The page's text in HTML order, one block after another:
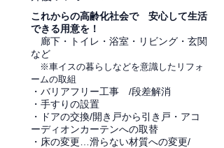
これからの高齢化社会で 安心して生活
できる用意を！
廊下・トイレ・浴室・リビング・玄関
など
※車イスの暮らしなどを意識したリフォ
ームの取組
・バリアフリー工事 /段差解消
・手すりの設置
・ドアの交換/開き戸から引き戸・アコ
ーディオンカーテンへの取替
・床の変更…滑らない材質への変更/